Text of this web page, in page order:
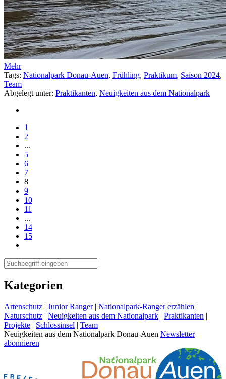
Mehr
Tags: Nationalpark Donau-Auen, Frühling, Praktikum, Saison 2024,
Team
Abgelegt unter: Praktikanten, Neuigkeiten aus dem Nationalpark
1
2
...
5
6
7
8
9
10
11
...
14
15
Kategorien
Artenschutz | Junior Ranger | Nationalpark-Ranger erzählen |
Naturschutz | Neuigkeiten aus dem Nationalpark | Praktikanten |
Projekte | Schlossinsel | Team
Neuigkeiten aus dem Nationalpark Donau-Auen Newsletter
abonnieren